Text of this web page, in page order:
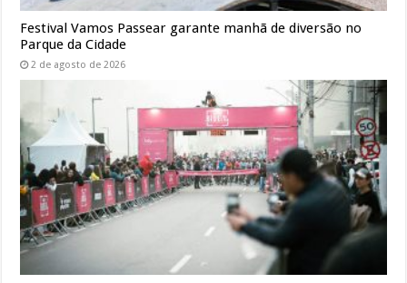
Festival Vamos Passear garante manhã de diversão no
Parque da Cidade
2 de agosto de 2026